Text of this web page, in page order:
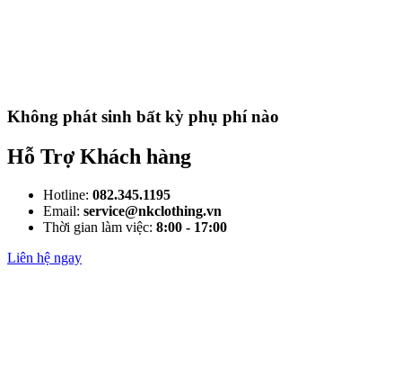
Không phát sinh bất kỳ phụ phí nào
Hỗ Trợ Khách hàng
Hotline: 082.345.1195
Email: service@nkclothing.vn
Thời gian làm việc: 8:00 - 17:00
Liên hệ ngay